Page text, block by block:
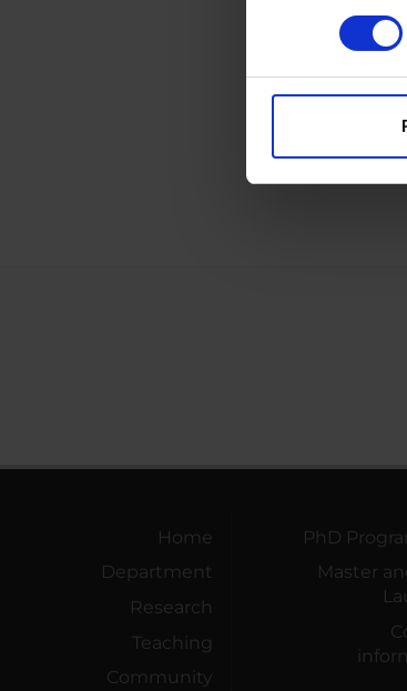
digitali).
modificare o
Home
Department
Research
Teaching
Community
PhD
Master